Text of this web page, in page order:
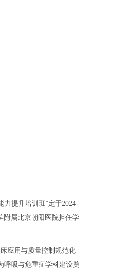
提升培训班”定于2024-
附属北京朝阳医院担任学
应用与质量控制规范化
呼吸与危重症学科建设奠